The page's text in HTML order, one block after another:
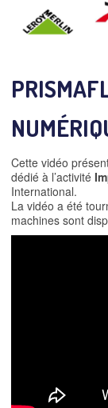
Cette vidéo
dédié à l’activité
International.
La vidéo a été
machines sont